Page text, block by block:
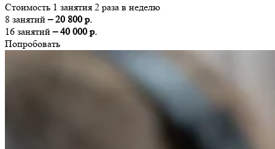
Стоимость 1 занятия 2 раза в неделю
8 занятий– 20 800 р.
16 занятий– 40 000 р.
Попробовать